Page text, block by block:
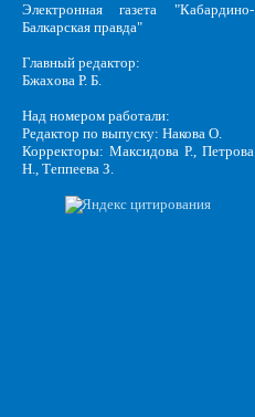
Электронная газета "Кабардино-
Балкарская правда"
Главный редактор:
Бжахова Р. Б.
Над номером работали:
Редактор по выпуску: Накова О.
Корректоры: Максидова Р., Петрова
Н., Теппеева З.